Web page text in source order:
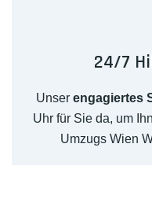
24/7
Unser engagiertes
Uhr für Sie da, um
Umzugs Wien